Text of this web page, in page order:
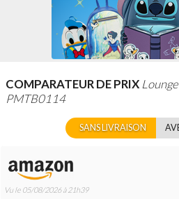
COMPARATEUR DE PRIX
PMTB0114
SANS LIVRAISON
Vu le 05/08/2026 à 21h39